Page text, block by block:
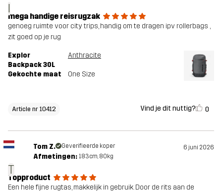
I
mega handige reisrugzak
genoeg ruimte voor city trips, handig om te dragen ipv rollerbags ,
zit goed op je rug
Explor
Backpack 30L
Anthracite
Gekochte maat One Size
Article nr 10412 Vind je dit nuttig? 0
T
Tom Z. Geverifieerde koper 6 juni 2026
Afmetingen: 183cm, 80kg
Topproduct
Een hele fijne rugtas, makkelijk in gebruik. Door de rits aan de